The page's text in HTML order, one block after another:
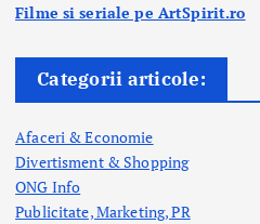
Filme si seriale pe ArtSpirit.ro
Categorii articole:
Afaceri & Economie
Divertisment & Shopping
ONG Info
Publicitate, Marketing, PR